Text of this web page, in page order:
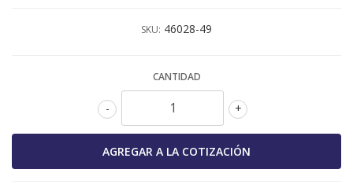
SKU: 46028-49
CANTIDAD
+
-